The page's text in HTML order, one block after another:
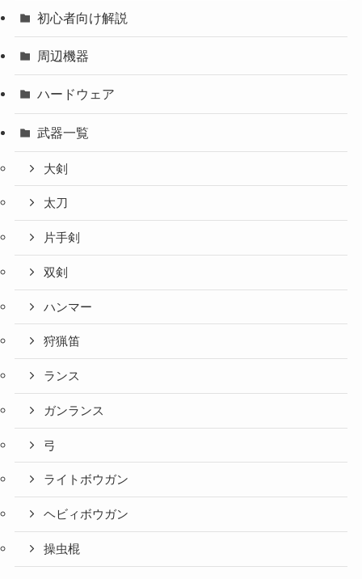
初心者向け解説
周辺機器
ハードウェア
武器一覧
大剣
太刀
片手剣
双剣
ハンマー
狩猟笛
ランス
ガンランス
弓
ライトボウガン
ヘビィボウガン
操虫棍